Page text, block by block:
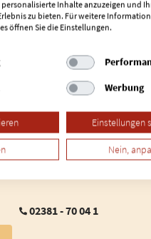
02104 - 44404
Online-Termin
besseren und festen Halt
Zahnarztteam Hamm
Klemmestraße 11
02381 - 70 04 1
personalisierte Inhalte anzuzeigen und
zu bieten. Für weitere
öffnen Sie die Einstellungen.
Werbung
Einstellungen
Nein,